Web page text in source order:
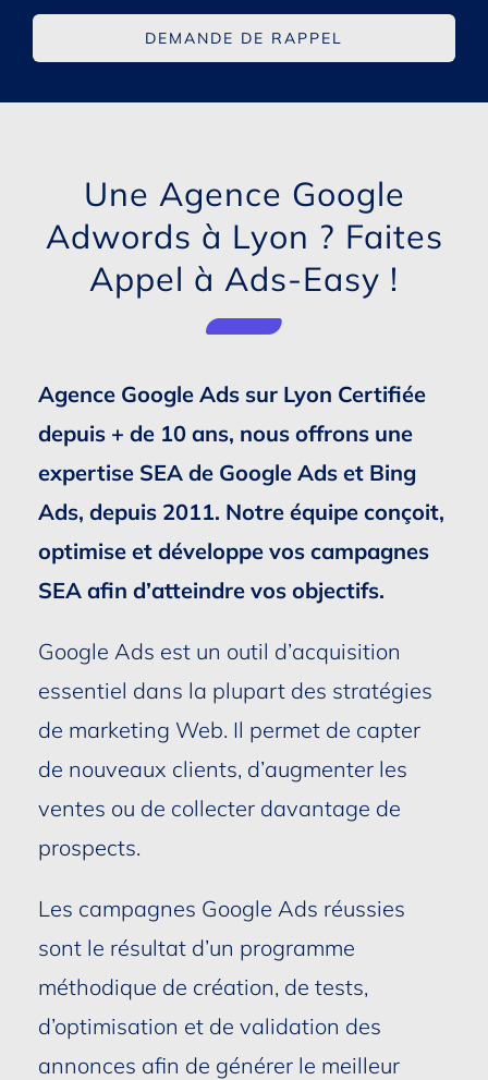
DEMANDE DE RAPPEL
Une Agence Google
Adwords à Lyon ? Faites
Appel à Ads-Easy !
Agence Google Ads sur Lyon Certifiée
depuis + de 10 ans, nous offrons une
expertise SEA de Google Ads et Bing
Ads, depuis 2011. Notre équipe conçoit,
optimise et développe vos campagnes
SEA afin d’atteindre vos objectifs.
Google Ads est un outil d’acquisition
essentiel dans la plupart des stratégies
de marketing Web. Il permet de capter
de nouveaux clients, d’augmenter les
ventes ou de collecter davantage de
prospects.
Les campagnes Google Ads réussies
sont le résultat d’un programme
méthodique de création, de tests,
d’optimisation et de validation des
annonces afin de générer le meilleur